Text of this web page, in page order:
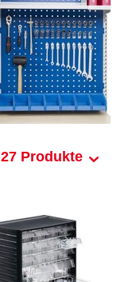
27 Produkte